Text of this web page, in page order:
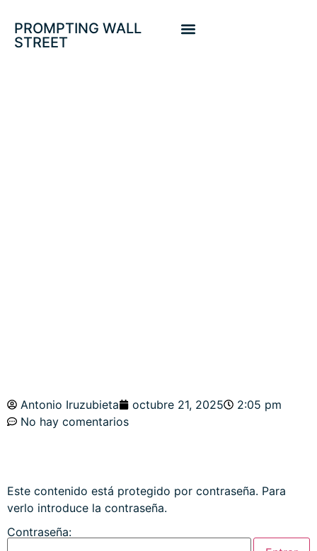
PROMPTING WALL
STREET
Antonio Iruzubieta octubre 21, 2025
2:05 pm
No hay comentarios
Este contenido está protegido por contraseña. Para
verlo introduce la contraseña.
Contraseña: